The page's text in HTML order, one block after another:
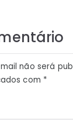
não será
com *